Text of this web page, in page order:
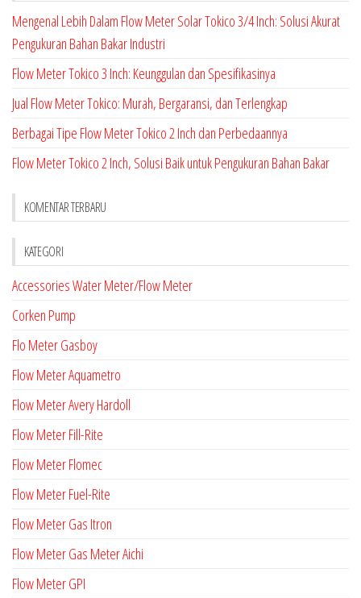
Mengenal Lebih Dalam Flow Meter Solar Tokico 3/4 Inch: Solusi Akurat
Pengukuran Bahan Bakar Industri
Flow Meter Tokico 3 Inch: Keunggulan dan Spesifikasinya
Jual Flow Meter Tokico: Murah, Bergaransi, dan Terlengkap
Berbagai Tipe Flow Meter Tokico 2 Inch dan Perbedaannya
Flow Meter Tokico 2 Inch, Solusi Baik untuk Pengukuran Bahan Bakar
KOMENTAR TERBARU
KATEGORI
Accessories Water Meter/Flow Meter
Corken Pump
Flo Meter Gasboy
Flow Meter Aquametro
Flow Meter Avery Hardoll
Flow Meter Fill-Rite
Flow Meter Flomec
Flow Meter Fuel-Rite
Flow Meter Gas Itron
Flow Meter Gas Meter Aichi
Flow Meter GPI